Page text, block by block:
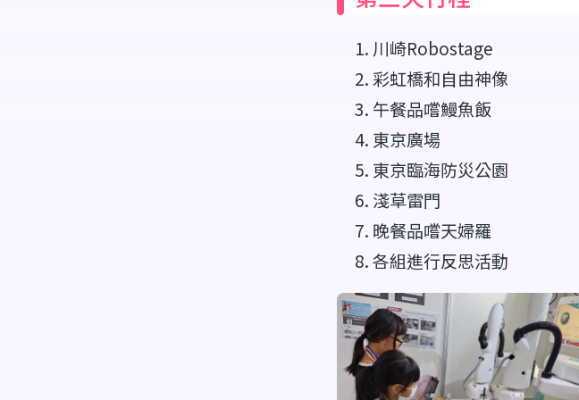
川崎Robostage
彩虹橋和自由神像
午餐品嚐鰻魚飯
東京廣場
東京臨海防災公園
淺草雷門
晚餐品嚐天婦羅
各組進行反思活動